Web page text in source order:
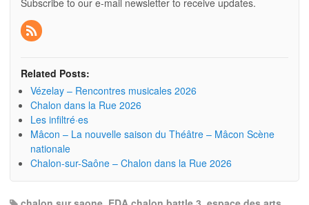
Related Posts:
Vézelay – Rencontres musicales 2026
Chalon dans la Rue 2026
Les infiltré·es
Mâcon – La nouvelle saison du Théâtre – Mâcon Scène
nationale
Chalon-sur-Saône – Chalon dans la Rue 2026